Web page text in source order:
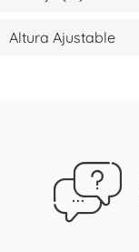
Altura Ajustable